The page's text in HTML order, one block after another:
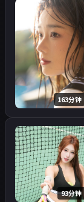
163分钟
93分钟